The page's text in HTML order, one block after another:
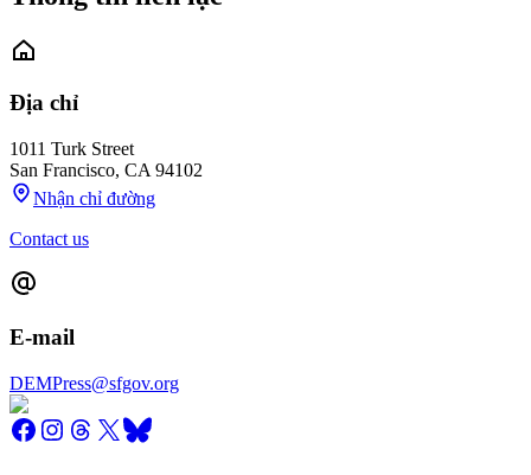
Địa chỉ
1011 Turk Street
San Francisco, CA 94102
Nhận chỉ đường
Contact us
E-mail
DEMPress@sfgov.org